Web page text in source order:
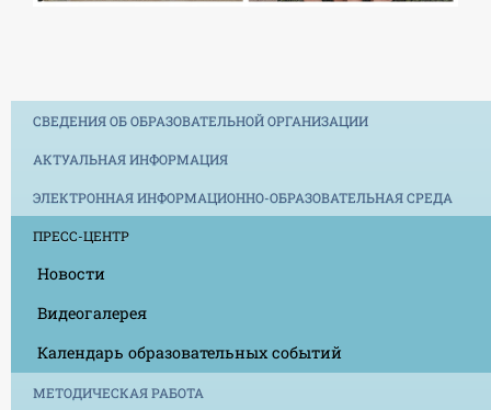
СВЕДЕНИЯ ОБ ОБРАЗОВАТЕЛЬНОЙ ОРГАНИЗАЦИИ
АКТУАЛЬНАЯ ИНФОРМАЦИЯ
ЭЛЕКТРОННАЯ ИНФОРМАЦИОННО-ОБРАЗОВАТЕЛЬНАЯ СРЕДА
ПРЕСС-ЦЕНТР
Новости
Видеогалерея
Календарь образовательных событий
МЕТОДИЧЕСКАЯ РАБОТА